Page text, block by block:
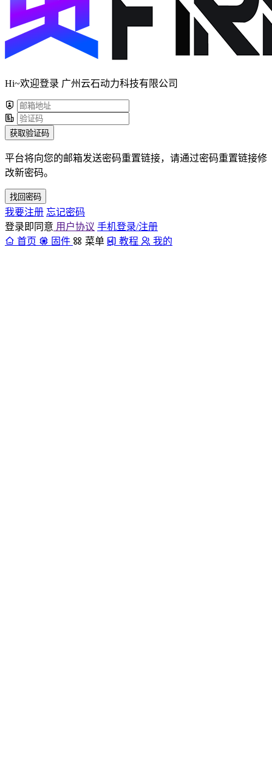
Hi~欢迎登录 广州云石动力科技有限公司
获取验证码
平台将向您的邮箱发送密码重置链接，请通过密码重置链接修
改新密码。
找回密码
我要注册 忘记密码
登录即同意 用户协议 手机登录/注册
首页
固件 菜单 教程 我的